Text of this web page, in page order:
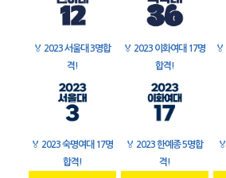
🏅 2023 서울대 3명합
격!
🏅 2023 이화여대 17명
합격!
🏅
🏅 2023 숙명여대 17명
합격!
🏅 2023 한예종 5명합
격!
🏅